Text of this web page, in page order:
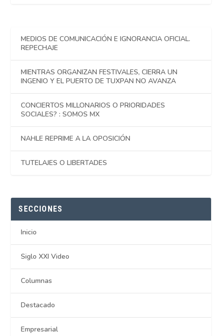
MEDIOS DE COMUNICACIÓN E IGNORANCIA OFICIAL.
REPECHAJE
MIENTRAS ORGANIZAN FESTIVALES, CIERRA UN
INGENIO Y EL PUERTO DE TUXPAN NO AVANZA
CONCIERTOS MILLONARIOS O PRIORIDADES
SOCIALES? : SOMOS MX
NAHLE REPRIME A LA OPOSICIÓN
TUTELAJES O LIBERTADES
SECCIONES
Inicio
Siglo XXI Video
Columnas
Destacado
Empresarial